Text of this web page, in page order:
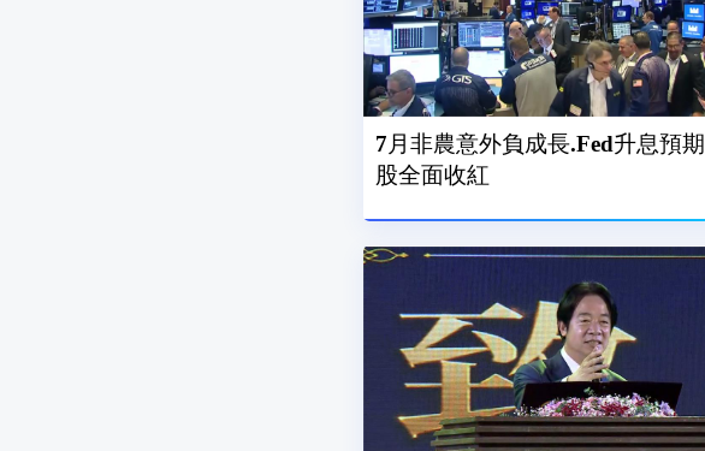
7月非農意外負成長.Fed升息預
股全面收紅